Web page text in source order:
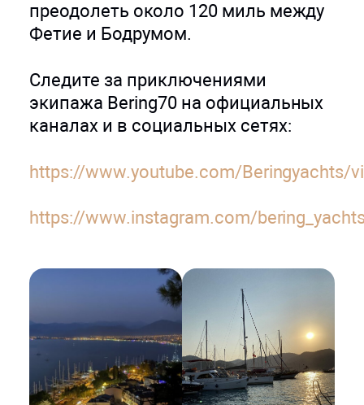
преодолеть около 120 миль между
Фетие и Бодрумом.
Следите за приключениями
экипажа Bering70 на официальных
каналах и в социальных сетях:
https://www.youtube.com/Beringyachts/
https://www.instagram.com/